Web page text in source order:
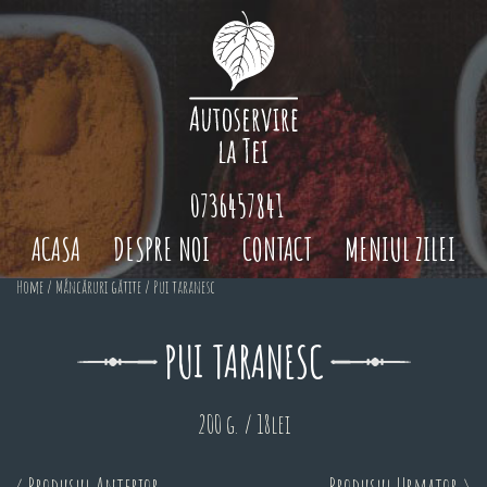
ACASA DESPRE NOI CONTACT MENIUL ZILEI
0736457841
Home / Mâncăruri gătite / Pui taranesc
PUI TARANESC
200 g. / 18lei